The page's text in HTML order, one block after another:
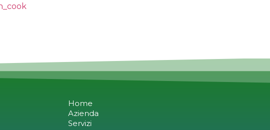
Home
Azienda
Servizi